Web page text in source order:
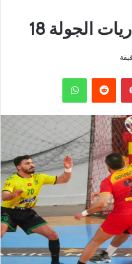
الجولة 18
بينتيريست واتساب